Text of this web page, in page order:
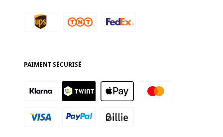
PAIMENT SÉCURISÉ